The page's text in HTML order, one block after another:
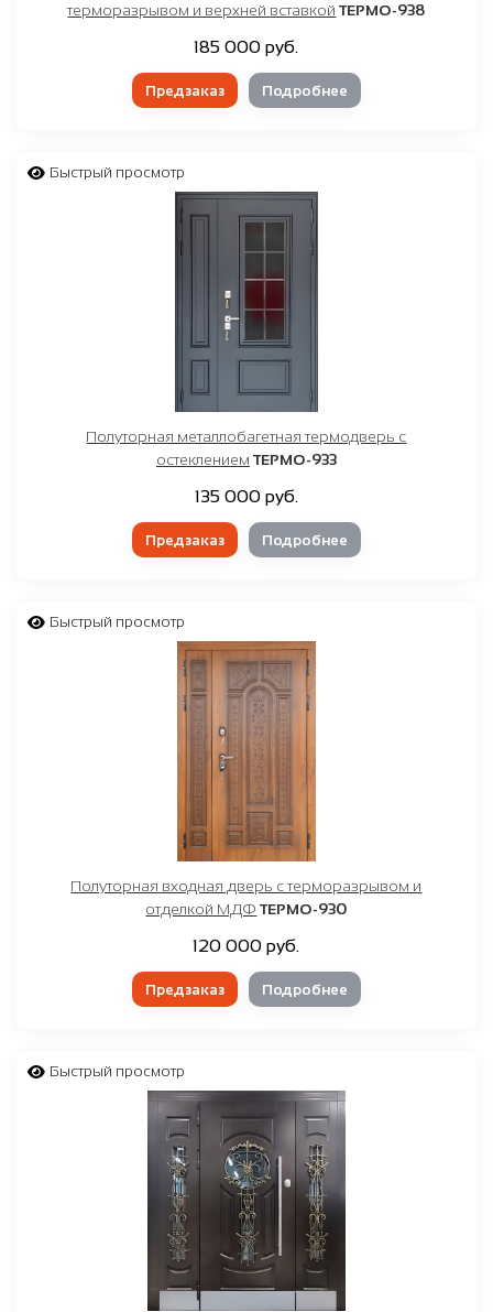
терморазрывом и верхней вставкой ТЕРМО-938
185 000 руб.
Предзаказ Подробнее
Быстрый просмотр
Полуторная металлобагетная термодверь с
остеклением ТЕРМО-933
135 000 руб.
Предзаказ Подробнее
Быстрый просмотр
Полуторная входная дверь с терморазрывом и
отделкой МДФ ТЕРМО-930
120 000 руб.
Предзаказ Подробнее
Быстрый просмотр